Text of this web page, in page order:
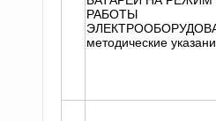
РАБОТЫ
методические